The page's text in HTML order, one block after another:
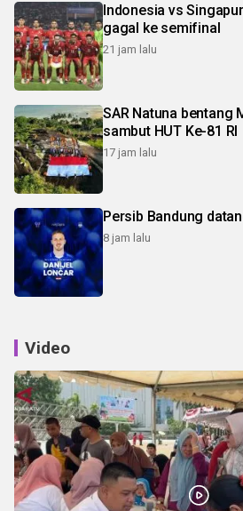
Indonesia vs
gagal ke semifinal
21 jam lalu
SAR Natuna bentang
sambut HUT Ke-81 RI
17 jam lalu
Persib Bandung
8 jam lalu
Video